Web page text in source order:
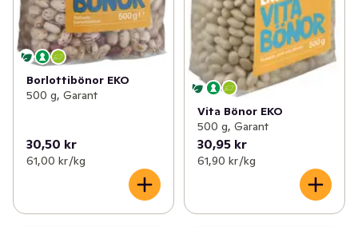
Borlottibönor EKO
500 g, Garant
30,50 kr
61,00 kr /kg
Vita Bönor EKO
500 g, Garant
30,95 kr
61,90 kr /kg